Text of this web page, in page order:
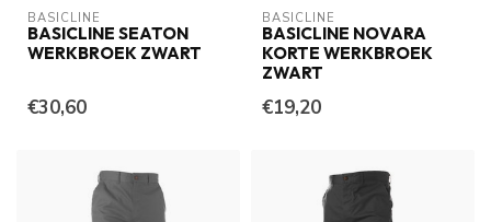
BASICLINE
BASICLINE SEATON
WERKBROEK ZWART
€30,60
BASICLINE
BASICLINE NOVARA
KORTE WERKBROEK
ZWART
€19,20